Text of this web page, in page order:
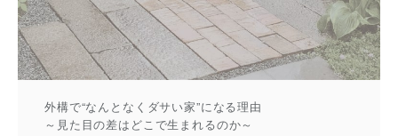
外構で“なんとなくダサい家”になる理由
～見た目の差はどこで生まれるのか～